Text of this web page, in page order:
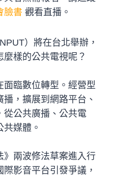
臉書 觀看直播。
）將在台北舉辦，
樣的公共電視呢？
面臨數位轉型。經營型
，擴展到網路平台、
從公共廣播、公共電
媒體。
》兩波修法草案進入行
影音平台引發爭議，